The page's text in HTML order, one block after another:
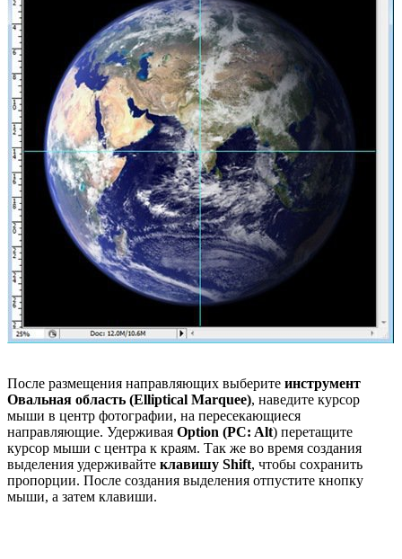
После размещения направляющих выберите инструмент
Овальная область (Elliptical Marquee), наведите курсор
мыши в центр фотографии, на пересекающиеся
направляющие. Удерживая Option (PC: Alt) перетащите
курсор мыши с центра к краям. Так же во время создания
выделения удерживайте клавишу Shift, чтобы сохранить
пропорции. После создания выделения отпустите кнопку
мыши, а затем клавиши.